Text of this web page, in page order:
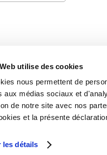
utilise des cookies
nous permettent de
aux médias sociaux et
de notre site avec nos
et la présente
les détails
ce formulaire ?